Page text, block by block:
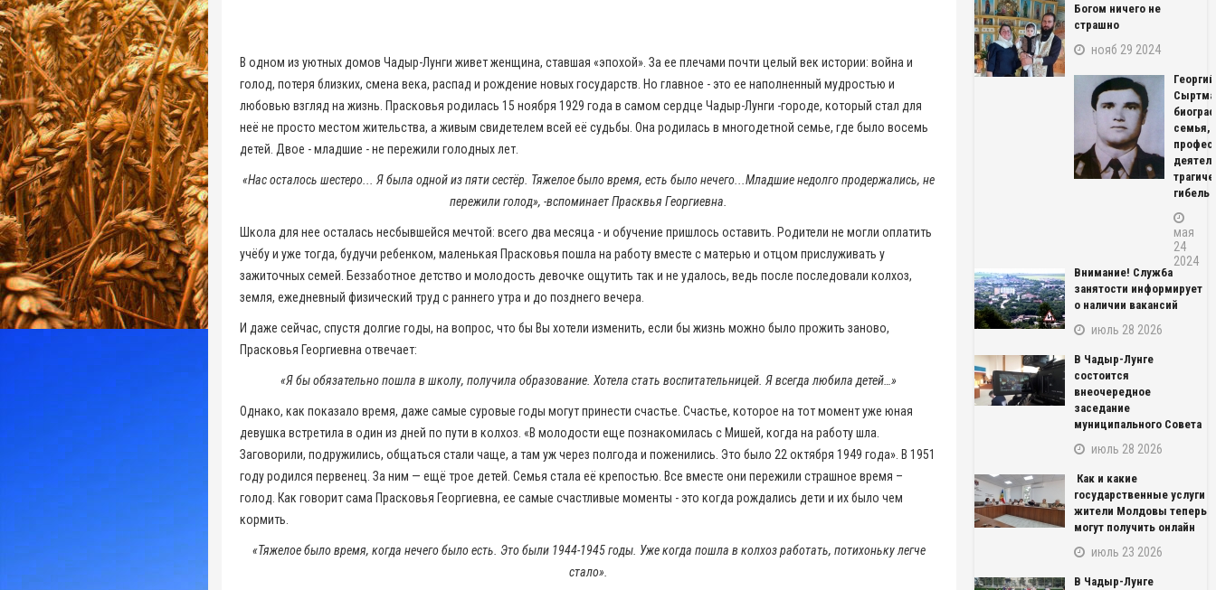
В одном из уютных домов Чадыр-Лунги живет женщина, ставшая «эпохой». За ее плечами почти целый век истории: война и
голод, потеря близких, смена века, распад и рождение новых государств. Но главное - это ее наполненный мудростью и
любовью взгляд на жизнь. Прасковья родилась 15 ноября 1929 года в самом сердце Чадыр-Лунги -городе, который стал для
неё не просто местом жительства, а живым свидетелем всей её судьбы. Она родилась в многодетной семье, где было восемь
детей. Двое - младшие - не пережили голодных лет.
«Нас осталось шестеро... Я была одной из пяти сестёр. Тяжелое было время, есть было нечего...Младшие недолго продержались, не
пережили голод», -вспоминает Прасквья Георгиевна.
Школа для нее осталась несбывшейся мечтой: всего два месяца - и обучение пришлось оставить. Родители не могли оплатить
учёбу и уже тогда, будучи ребенком, маленькая Прасковья пошла на работу вместе с матерью и отцом прислуживать у
зажиточных семей. Беззаботное детство и молодость девочке ощутить так и не удалось, ведь после последовали колхоз,
земля, ежедневный физический труд с раннего утра и до позднего вечера.
И даже сейчас, спустя долгие годы, на вопрос, что бы Вы хотели изменить, если бы жизнь можно было прожить заново,
Прасковья Георгиевна отвечает:
«Я бы обязательно пошла в школу, получила образование. Хотела стать воспитательницей. Я всегда любила детей…»
Однако, как показало время, даже самые суровые годы могут принести счастье. Счастье, которое на тот момент уже юная
девушка встретила в один из дней по пути в колхоз. «В молодости еще познакомилась с Мишей, когда на работу шла.
Заговорили, подружились, общаться стали чаще, а там уж через полгода и поженились. Это было 22 октября 1949 года». В 1951
году родился первенец. За ним — ещё трое детей. Семья стала её крепостью. Все вместе они пережили страшное время –
голод. Как говорит сама Прасковья Георгиевна, ее самые счастливые моменты - это когда рождались дети и их было чем
кормить.
«Тяжелое было время, когда нечего было есть. Это были 1944-1945 годы. Уже когда пошла в колхоз работать, потихоньку легче
стало».
Богом ничего не
страшно
нояб 29 2024
Георгий
семья,
гибель
мая
24
2024
Внимание! Служба
занятости информирует
о наличии вакансий
июль 28 2026
В Чадыр-Лунге
состоится
внеочередное
заседание
муниципального Совета
июль 28 2026
Как и какие
государственные услуги
жители Молдовы теперь
могут получить онлайн
июль 23 2026
В Чадыр-Лунге